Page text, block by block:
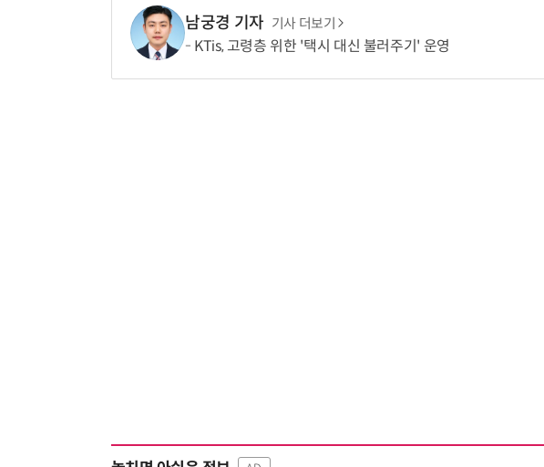
남궁경 기자 기사 더보기
KTis, 고령층 위한 '택시 대신 불러주기' 운영